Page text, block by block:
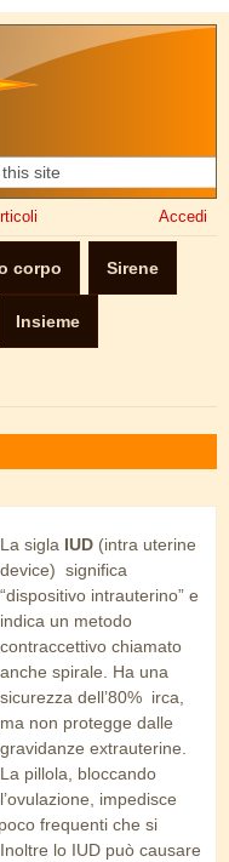
Accedi
corpo Sirene
Insieme
La sigla IUD (intra uterine
device) significa
“dispositivo intrauterino” e
indica un metodo
contraccettivo chiamato
anche spirale. Ha una
sicurezza dell’80% irca,
ma non protegge dalle
gravidanze extrauterine.
La pillola, bloccando
l’ovulazione, impedisce
frequenti che si
lo IUD può causare